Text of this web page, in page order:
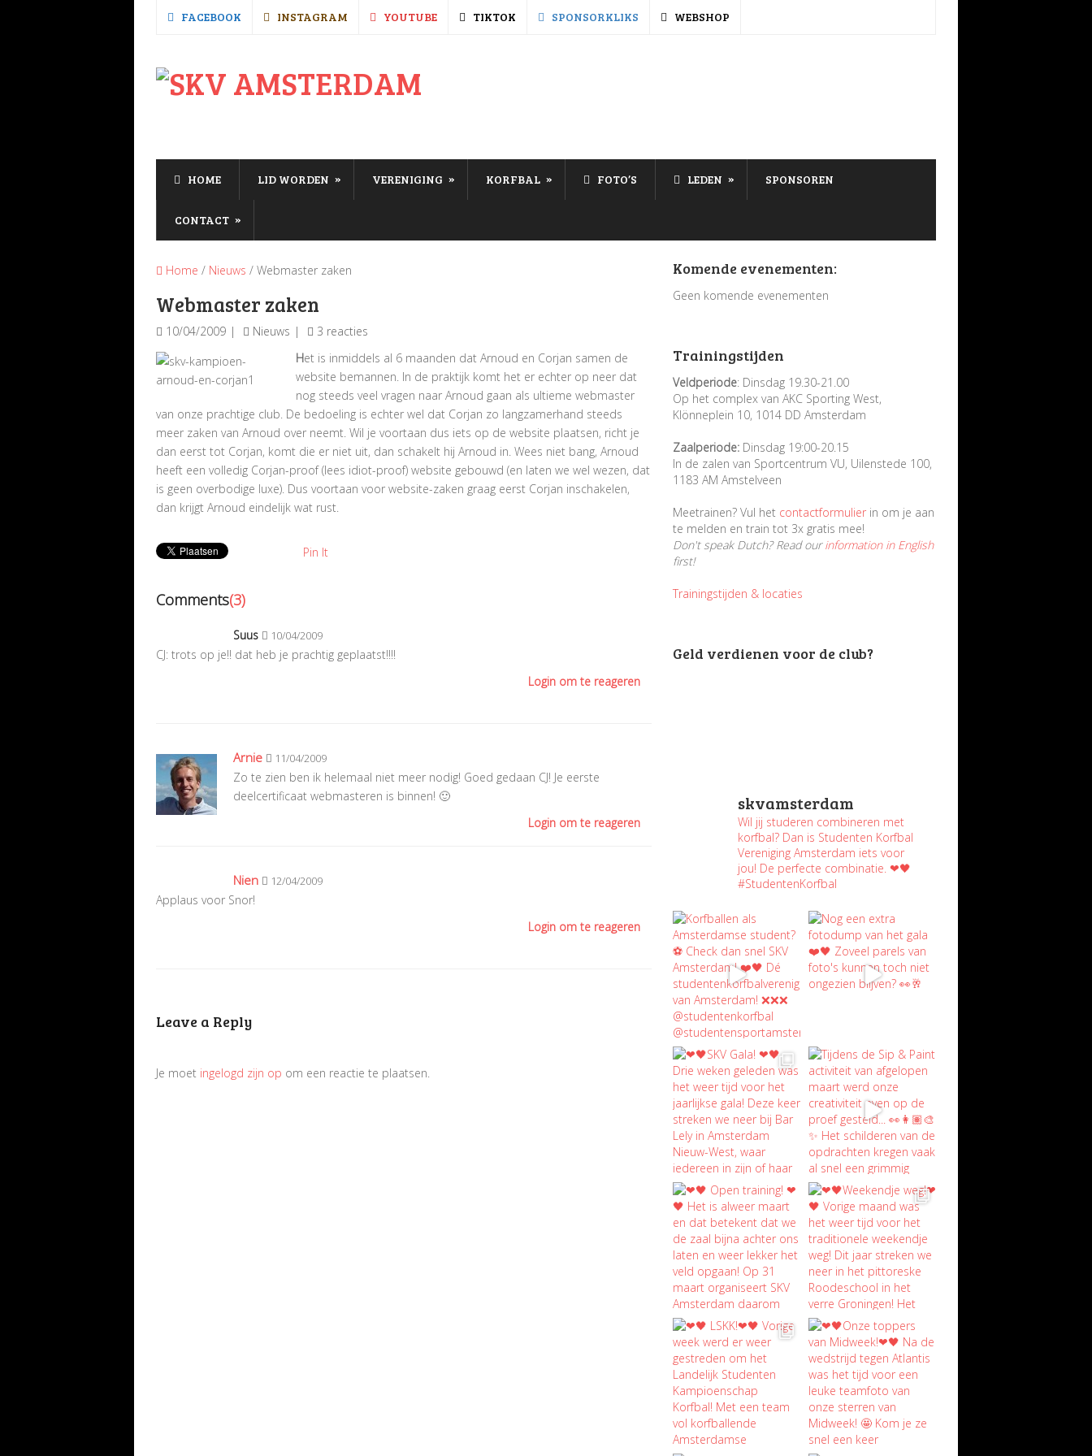
FACEBOOK INSTAGRAM YOUTUBE TIKTOK SPONSORKLIKS WEBSHOP
HOME LID WORDEN » VERENIGING » KORFBAL » FOTO’S LEDEN » SPONSOREN
CONTACT »
Home / Nieuws / Webmaster zaken
Webmaster zaken
10/04/2009 Nieuws
3 reacties
Het is inmiddels al 6 maanden dat Arnoud en Corjan samen de
website bemannen. In de praktijk komt het er echter op neer dat
nog steeds veel vragen naar Arnoud gaan als ultieme webmaster
van onze prachtige club. De bedoeling is echter wel dat Corjan zo langzamerhand steeds
meer zaken van Arnoud over neemt. Wil je voortaan dus iets op de website plaatsen, richt je
dan eerst tot Corjan, komt die er niet uit, dan schakelt hij Arnoud in. Wees niet bang, Arnoud
heeft een volledig Corjan-proof (lees idiot-proof) website gebouwd (en laten we wel wezen, dat
is geen overbodige luxe). Dus voortaan voor website-zaken graag eerst Corjan inschakelen,
dan krijgt Arnoud eindelijk wat rust.
Pin It
Comments(3)
Suus 10/04/2009
CJ: trots op je!! dat heb je prachtig geplaatst!!!!
Login om te reageren
Arnie 11/04/2009
Zo te zien ben ik helemaal niet meer nodig! Goed gedaan CJ! Je eerste
deelcertificaat webmasteren is binnen! 🙂
Login om te reageren
Nien 12/04/2009
Applaus voor Snor!
Login om te reageren
Leave a Reply
Je moet ingelogd zijn op om een reactie te plaatsen.
Komende evenementen:
Geen komende evenementen
Trainingstijden
Veldperiode: Dinsdag 19.30-21.00
Op het complex van AKC Sporting West,
Klönneplein 10, 1014 DD Amsterdam
Zaalperiode: Dinsdag 19:00-20.15
In de zalen van Sportcentrum VU, Uilenstede 100,
1183 AM Amstelveen
Meetrainen? Vul het contactformulier in om je aan
te melden en train tot 3x gratis mee!
Don't speak Dutch? Read ourinformation in English
first!
Trainingstijden & locaties
Geld verdienen voor de club?
skvamsterdam
Wil jij studeren combineren met
korfbal? Dan is Studenten Korfbal
Vereniging Amsterdam iets voor
jou! De perfecte combinatie. ❤🖤
#StudentenKorfbal